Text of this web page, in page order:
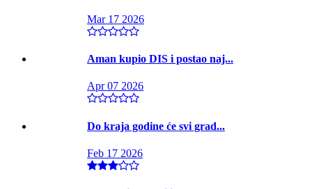
Mar 17 2026
Aman kupio DIS i postao naj...
Apr 07 2026
Do kraja godine će svi grad...
Feb 17 2026